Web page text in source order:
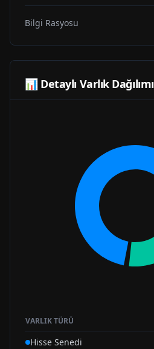
Bilgi Rasyosu
📊 Detaylı Varlık Dağılımı
VARLIK TÜRÜ
Hisse Senedi